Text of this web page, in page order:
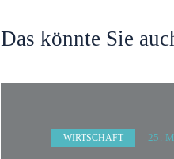
Das könnte Sie
WIRTSCHAFT 25.